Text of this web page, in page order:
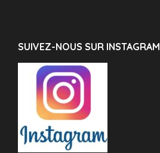
SUIVEZ-NOUS SUR INSTAGRAM